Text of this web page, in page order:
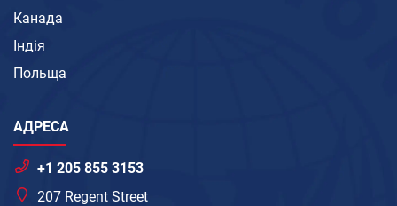
Канада
Індія
Польща
АДРЕСА
+1 205 855 3153
207 Regent Street